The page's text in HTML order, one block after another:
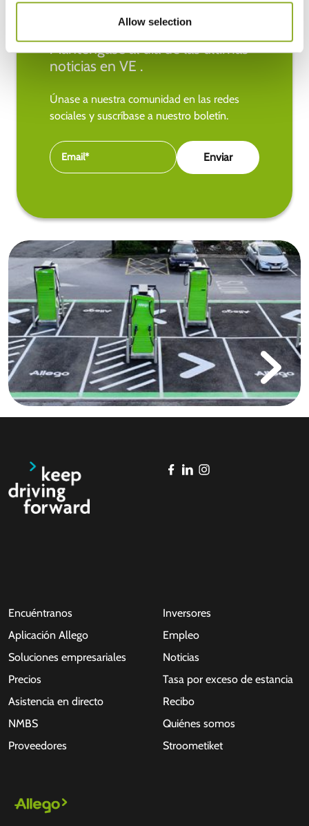
Allow selection
Manténgase al día de las últimas
noticias en VE .
Únase a nuestra comunidad en las redes
sociales y suscríbase a nuestro boletín.
Encuéntranos
Aplicación Allego
Soluciones empresariales
Precios
Asistencia en directo
NMBS
Proveedores
Inversores
Empleo
Noticias
Tasa por exceso de estancia
Recibo
Quiénes somos
Stroometiket